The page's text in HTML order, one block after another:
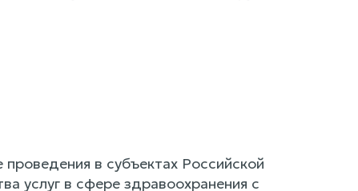
в субъектах Российской
услуг в сфере здравоохранения с